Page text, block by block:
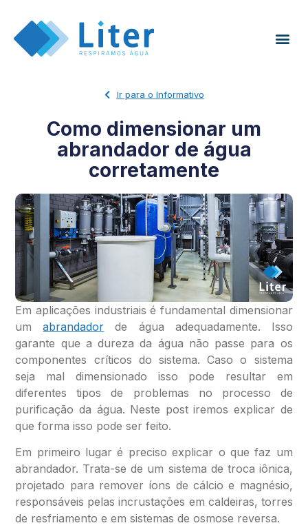
Ir para o Informativo
Como dimensionar um
abrandador de água
corretamente
Em aplicações industriais é fundamental dimensionar
umabrandador de água adequadamente. Isso
garante que a dureza da água não passe para os
componentes críticos do sistema. Caso o sistema
seja mal dimensionado isso pode resultar em
diferentes tipos de problemas no processo de
purificação da água. Neste post iremos explicar de
que forma isso pode ser feito.
Em primeiro lugar é preciso explicar o que faz um
abrandador. Trata-se de um sistema de troca iônica,
projetado para remover íons de cálcio e magnésio,
responsáveis pelas incrustações em caldeiras, torres
de resfriamento e em sistemas de osmose reversa.